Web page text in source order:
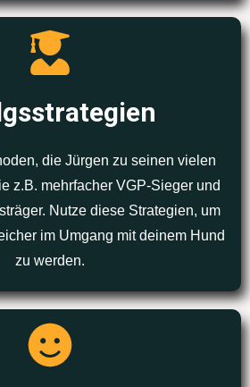
die Jürgen zu seinen vielen
z.B. mehrfacher VGP-Sieger und
Nutze diese Strategien, um
im Umgang mit deinem Hund
zu werden.